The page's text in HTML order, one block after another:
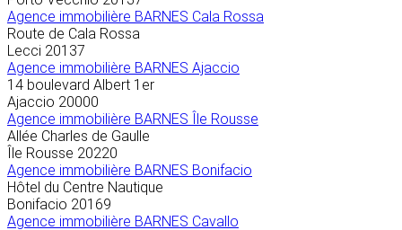
Agence immobilière BARNES Cala Rossa
Route de Cala Rossa
Lecci 20137
Agence immobilière BARNES Ajaccio
14 boulevard Albert 1er
Ajaccio 20000
Agence immobilière BARNES Île Rousse
Allée Charles de Gaulle
Île Rousse 20220
Agence immobilière BARNES Bonifacio
Hôtel du Centre Nautique
Bonifacio 20169
Agence immobilière BARNES Cavallo